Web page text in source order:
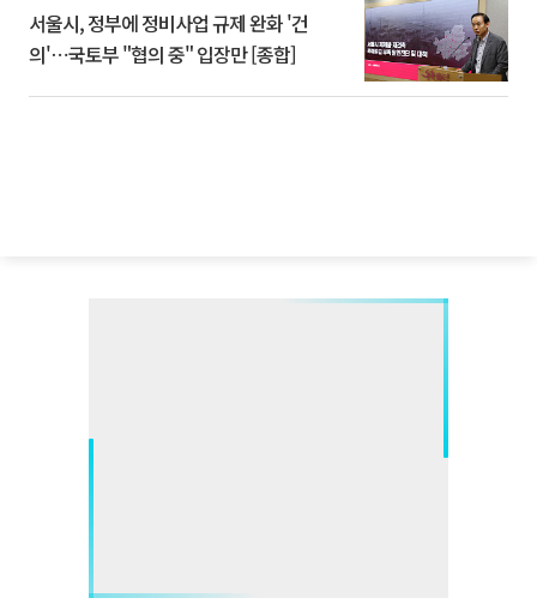
서울시, 정부에 정비사업 규제 완화 '건
의'⋯국토부 "협의 중" 입장만 [종합]